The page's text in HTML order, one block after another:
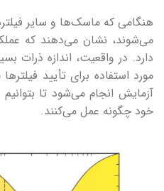
می‌شوند، نشان می‌دهند که
مورد استفاده برای تأیید
آزمایش انجام می‌شود تا بتوانیم
خود چگونه عمل می‌کنند.